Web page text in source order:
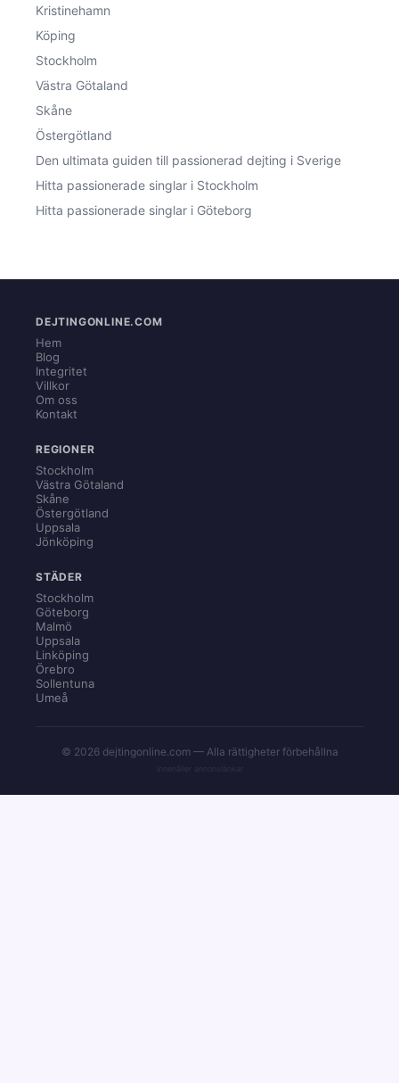
Kristinehamn
Köping
Stockholm
Västra Götaland
Skåne
Östergötland
Den ultimata guiden till passionerad dejting i Sverige
Hitta passionerade singlar i Stockholm
Hitta passionerade singlar i Göteborg
DEJTINGONLINE.COM
Hem
Blog
Integritet
Villkor
Om oss
Kontakt
REGIONER
Stockholm
Västra Götaland
Skåne
Östergötland
Uppsala
Jönköping
STÄDER
Stockholm
Göteborg
Malmö
Uppsala
Linköping
Örebro
Sollentuna
Umeå
© 2026 dejtingonline.com — Alla rättigheter förbehållna